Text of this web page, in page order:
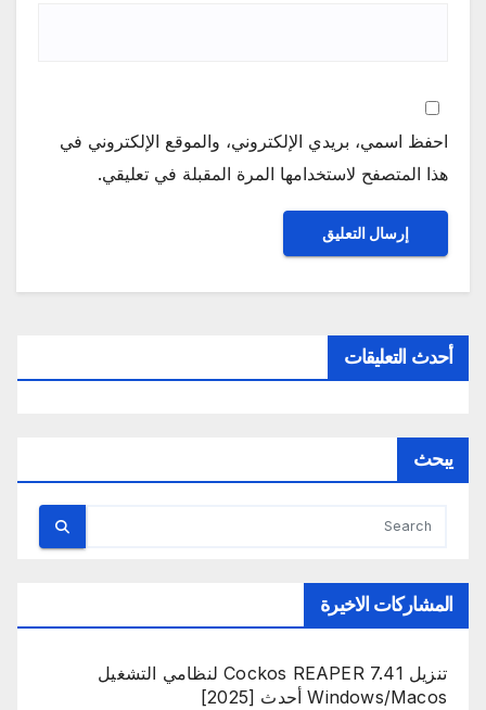
احفظ اسمي، بريدي الإلكتروني، والموقع الإلكتروني في
هذا المتصفح لاستخدامها المرة المقبلة في تعليقي.
أحدث التعليقات
يبحث
المشاركات الاخيرة
تنزيل Cockos REAPER 7.41 لنظامي التشغيل
Windows/Macos أحدث [2025]